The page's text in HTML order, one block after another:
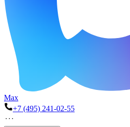
Max
+7 (495) 241-02-55